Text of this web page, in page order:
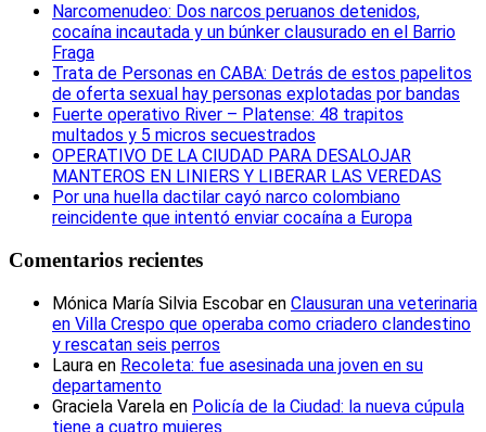
Narcomenudeo: Dos narcos peruanos detenidos,
cocaína incautada y un búnker clausurado en el Barrio
Fraga
Trata de Personas en CABA: Detrás de estos papelitos
de oferta sexual hay personas explotadas por bandas
Fuerte operativo River – Platense: 48 trapitos
multados y 5 micros secuestrados
OPERATIVO DE LA CIUDAD PARA DESALOJAR
MANTEROS EN LINIERS Y LIBERAR LAS VEREDAS
Por una huella dactilar cayó narco colombiano
reincidente que intentó enviar cocaína a Europa
Comentarios recientes
Mónica María Silvia Escobar en Clausuran una veterinaria
en Villa Crespo que operaba como criadero clandestino
y rescatan seis perros
Laura en Recoleta: fue asesinada una joven en su
departamento
Graciela Varela en Policía de la Ciudad: la nueva cúpula
tiene a cuatro mujeres